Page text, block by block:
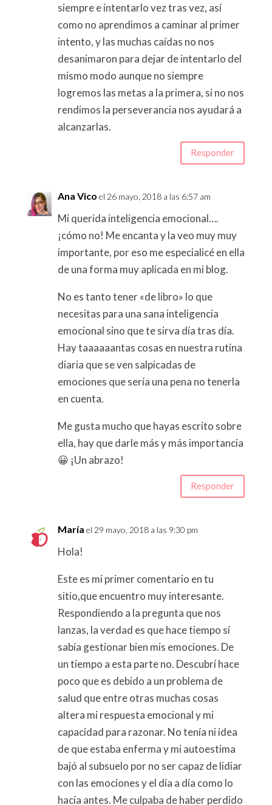
siempre e intentarlo vez tras vez, así
como no aprendimos a caminar al primer
intento, y las muchas caídas no nos
desanimaron para dejar de intentarlo del
mismo modo aunque no siempre
logremos las metas a la primera, si no nos
rendimos la perseverancia nos ayudará a
alcanzarlas.
Responder
Ana Vico el 26 mayo, 2018 a las 6:57 am
Mi querida inteligencia emocional….
¡cómo no! Me encanta y la veo muy muy
importante, por eso me especialicé en ella
de una forma muy aplicada en mi blog.
No es tanto tener «de libro» lo que
necesitas para una sana inteligencia
emocional sino que te sirva día tras día.
Hay taaaaaantas cosas en nuestra rutina
diaria que se ven salpicadas de
emociones que sería una pena no tenerla
en cuenta.
Me gusta mucho que hayas escrito sobre
ella, hay que darle más y más importancia
😀 ¡Un abrazo!
Responder
María el 29 mayo, 2018 a las 9:30 pm
Hola!
Este es mi primer comentario en tu
sitio,que encuentro muy interesante.
Respondiendo a la pregunta que nos
lanzas, la verdad es que hace tiempo sí
sabía gestionar bien mis emociones. De
un tiempo a esta parte no. Descubrí hace
poco que es debido a un problema de
salud que entre otras muchas cosas
altera mi respuesta emocional y mi
capacidad para razonar. No tenía ni idea
de que estaba enferma y mi autoestima
bajó al subsuelo por no ser capaz de lidiar
con las emociones y el día a día como lo
hacía antes. Me culpaba de haber perdido